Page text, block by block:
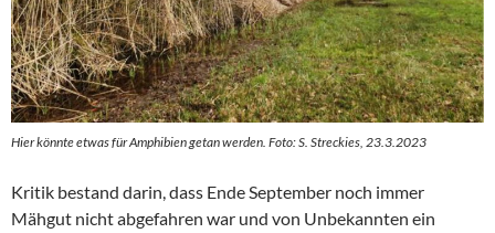
Hier könnte etwas für Amphibien getan werden. Foto: S. Streckies, 23.3.2023
Kritik bestand darin, dass Ende September noch immer
Mähgut nicht abgefahren war und von Unbekannten ein